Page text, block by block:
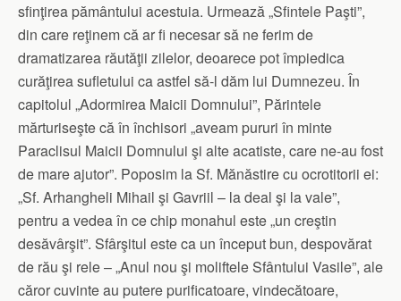
sfinţirea pământului acestuia. Urmează „Sfintele Paşti”,
din care reţinem că ar fi necesar să ne ferim de
dramatizarea răutăţii zilelor, deoarece pot împiedica
curăţirea sufletului ca astfel să-l dăm lui Dumnezeu. În
capitolul „Adormirea Maicii Domnului”, Părintele
mărturiseşte că în închisori „aveam pururi în minte
Paraclisul Maicii Domnului şi alte acatiste, care ne-au fost
de mare ajutor”. Poposim la Sf. Mănăstire cu ocrotitorii ei:
„Sf. Arhangheli Mihail şi Gavriil – la deal şi la vale”,
pentru a vedea în ce chip monahul este „un creştin
desăvârşit”. Sfârşitul este ca un început bun, despovărat
de rău şi rele – „Anul nou şi moliftele Sfântului Vasile”, ale
căror cuvinte au putere purificatoare, vindecătoare,